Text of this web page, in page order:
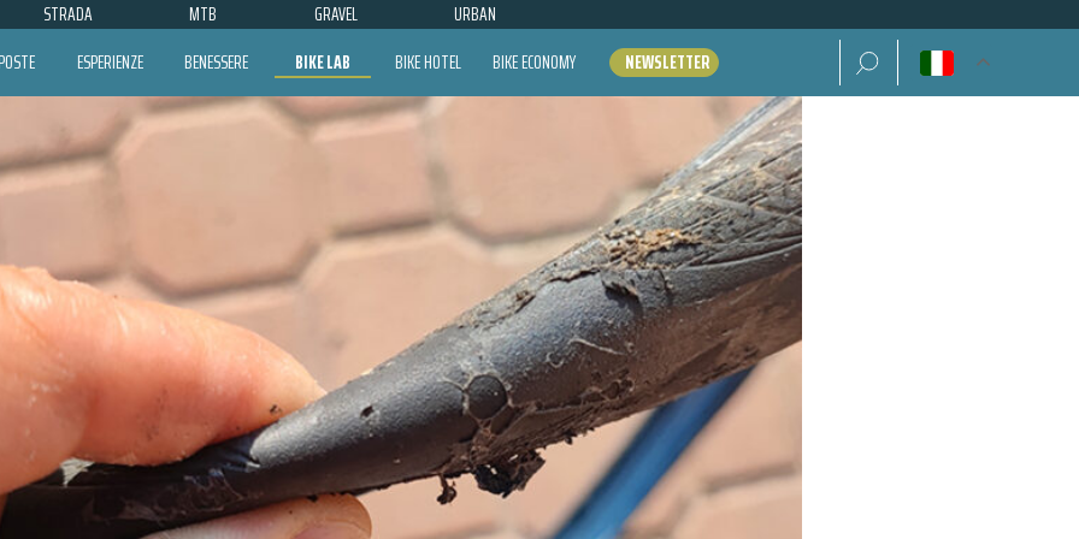
STRADA MTB GRAVEL URBAN
ESPERIENZE BENESSERE BIKE LAB BIKE HOTEL BIKE ECONOMY NEWSLETTER Ricerca per: